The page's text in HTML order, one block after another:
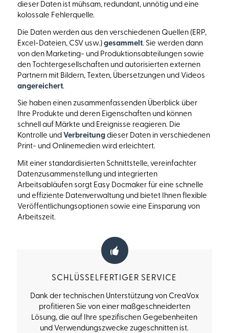
dieser Daten ist mühsam, redundant, unnötig und eine
kolossale Fehlerquelle.
Die Daten werden aus den verschiedenen Quellen (ERP,
Excel-Dateien, CSV usw.) gesammelt. Sie werden dann
von den Marketing- und Produktionsabteilungen sowie
den Tochtergesellschaften und autorisierten externen
Partnern mit Bildern, Texten, Übersetzungen und Videos
angereichert.
Sie haben einen zusammenfassenden Überblick über
Ihre Produkte und deren Eigenschaften und können
schnell auf Märkte und Ereignisse reagieren. Die
Kontrolle und Verbreitungdieser Daten in verschiedenen
Print- und Onlinemedien wird erleichtert.
Mit einer standardisierten Schnittstelle, vereinfachter
Datenzusammenstellung und integrierten
Arbeitsabläufen sorgt Easy Docmaker für eine schnelle
und effiziente Datenverwaltung und bietet Ihnen flexible
Veröffentlichungsoptionen sowie eine Einsparung von
Arbeitszeit.
SCHLÜSSELFERTIGER SERVICE
Dank der technischen Unterstützung von CreaVox
profitieren Sie von einer maßgeschneiderten
Lösung, die auf Ihre spezifischen Gegebenheiten
und Verwendungszwecke zugeschnitten ist.